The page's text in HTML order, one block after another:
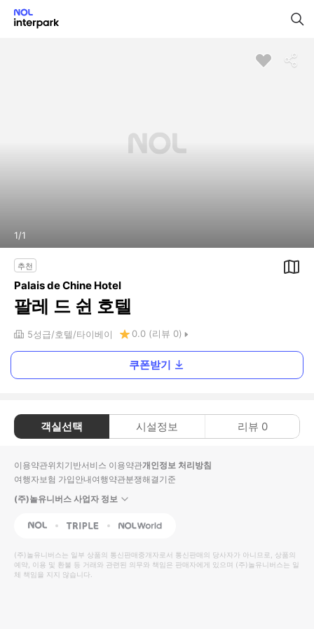
1/1
추천
Palais de Chine Hotel
팔레 드 쉰 호텔
5성급 호텔 타이베이 0.0 (리뷰 0)
쿠폰받기
객실선택 시설정보 리뷰 0
이용약관위치기반서비스 이용약관개인정보 처리방침
여행자보험 가입안내여행약관분쟁해결기준
(주)놀유니버스 사업자 정보
NOL Triple Interpark Global
(주)놀유니버스는 일부 상품의 통신판매중개자로서 통신판매의 당사자가 아니므로, 상품의
예약, 이용 및 환불 등 거래와 관련된 의무와 책임은 판매자에게 있으며 (주)놀유니버스는 일
체 책임을 지지 않습니다.